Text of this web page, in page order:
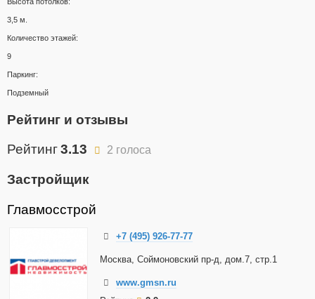
3,5 м.
Количество этажей:
9
Паркинг:
Подземный
Рейтинг и отзывы
Рейтинг3.13 2 голоса
Застройщик
Главмосстрой
+7 (495) 926-77-77
Москва, Соймоновский пр-д, дом.7, стр.1
www.gmsn.ru